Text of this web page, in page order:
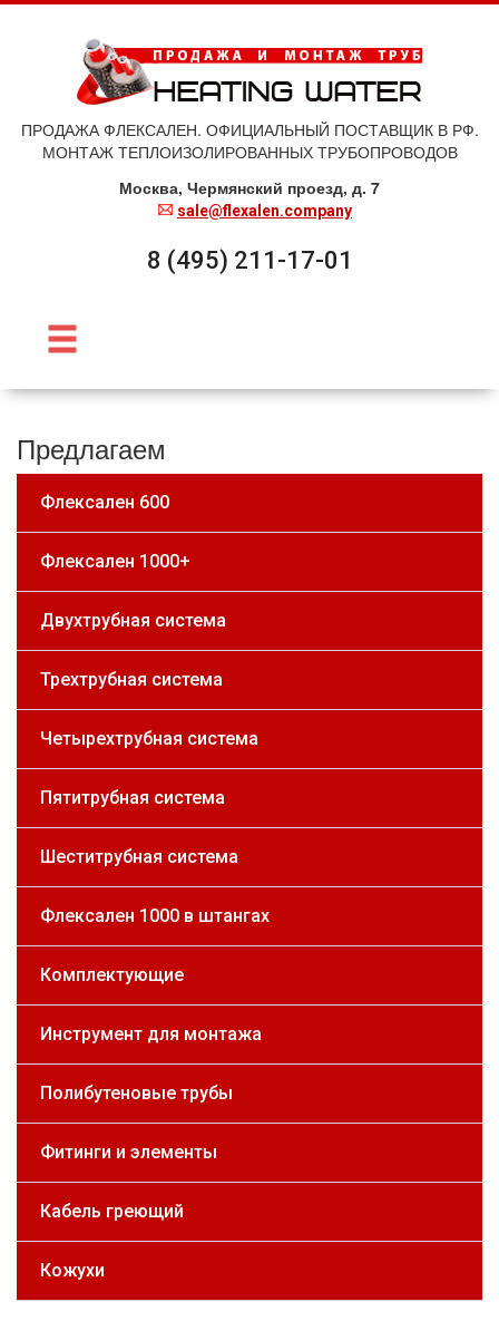
ПРОДАЖА ФЛЕКСАЛЕН. ОФИЦИАЛЬНЫЙ ПОСТАВЩИК В РФ.
МОНТАЖ ТЕПЛОИЗОЛИРОВАННЫХ ТРУБОПРОВОДОВ
Москва, Чермянский проезд, д. 7
sale@flexalen.company
8 (495) 211-17-01
Предлагаем
Флексален 600
Флексален 1000+
Двухтрубная система
Трехтрубная система
Четырехтрубная система
Пятитрубная система
Шеститрубная система
Флексален 1000 в штангах
Комплектующие
Инструмент для монтажа
Полибутеновые трубы
Фитинги и элементы
Кабель греющий
Кожухи